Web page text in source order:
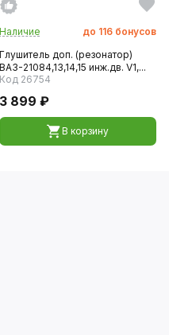
Наличие до 116 бонусов
Глушитель доп. (резонатор)
ВАЗ-21084,13,14,15 инж.дв. V1,...
Код 26754
3 899 ₽
В корзину